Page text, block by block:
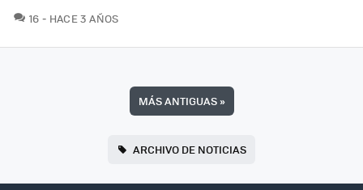
16 COMENTARIOS
HACE 3 AÑOS
MÁS ANTIGUAS»
ARCHIVO DE NOTICIAS